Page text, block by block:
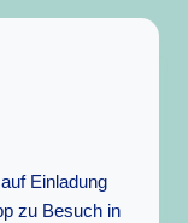
Einladung
zu Besuch in